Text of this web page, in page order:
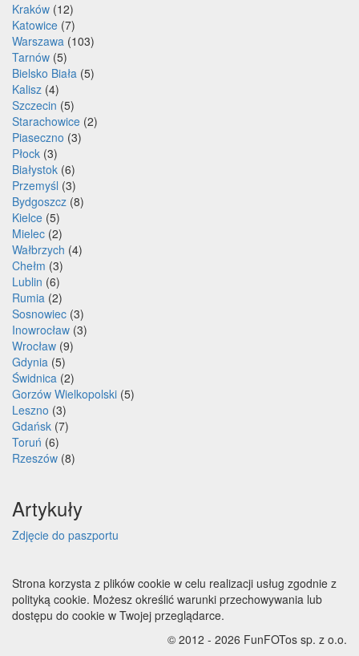
Kraków (12)
Katowice (7)
Warszawa (103)
Tarnów (5)
Bielsko Biała (5)
Kalisz (4)
Szczecin (5)
Starachowice (2)
Piaseczno (3)
Płock (3)
Białystok (6)
Przemyśl (3)
Bydgoszcz (8)
Kielce (5)
Mielec (2)
Wałbrzych (4)
Chełm (3)
Lublin (6)
Rumia (2)
Sosnowiec (3)
Inowrocław (3)
Wrocław (9)
Gdynia (5)
Świdnica (2)
Gorzów Wielkopolski (5)
Leszno (3)
Gdańsk (7)
Toruń (6)
Rzeszów (8)
Artykuły
Zdjęcie do paszportu
Strona korzysta z plików cookie w celu realizacji usług zgodnie z
polityką cookie. Możesz określić warunki przechowywania lub
dostępu do cookie w Twojej przeglądarce.
© 2012 - 2026 FunFOTos sp. z o.o.